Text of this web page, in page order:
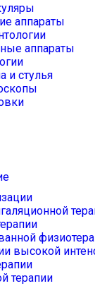
аппараты
аппараты
и стулья
высокой
терапии